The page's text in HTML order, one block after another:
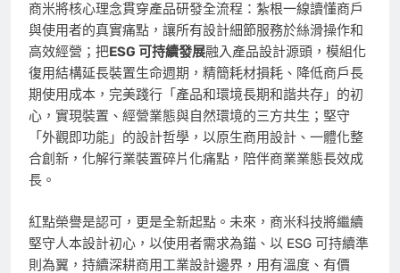
商米將核心理念貫穿產品研發全流程：紮根一線讀懂商戶
與使用者的真實痛點，讓所有設計細節服務於絲滑操作和
高效經營；把ESG 可持續發展融入產品設計源頭，模組化
復用結構延長裝置生命週期，精簡耗材損耗、降低商戶長
期使用成本，完美踐行「產品和環境長期和諧共存」的初
心，實現裝置、經營業態與自然環境的三方共生；堅守
「外觀即功能」的設計哲學，以原生商用設計、一體化整
合創新，化解行業裝置碎片化痛點，陪伴商業業態長效成
長。
紅點榮譽是認可，更是全新起點。未來，商米科技將繼續
堅守人本設計初心，以使用者需求為錨、以 ESG 可持續準
則為翼，持續深耕商用工業設計邊界，用有溫度、有價